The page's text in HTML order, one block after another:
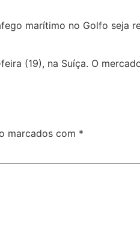
marítimo no Golfo seja
(19), na Suíça. O
marcados com *